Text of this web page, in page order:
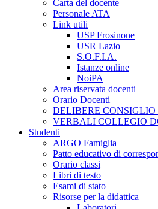
Carta del docente
Personale ATA
Link utili
USP Frosinone
USR Lazio
S.O.F.I.A.
Istanze online
NoiPA
Area riservata docenti
Orario Docenti
DELIBERE
VERBALI COLLEGIO
Studenti
ARGO Famiglia
Patto educativo di
Orario classi
Libri di testo
Esami di stato
Risorse per la didattica